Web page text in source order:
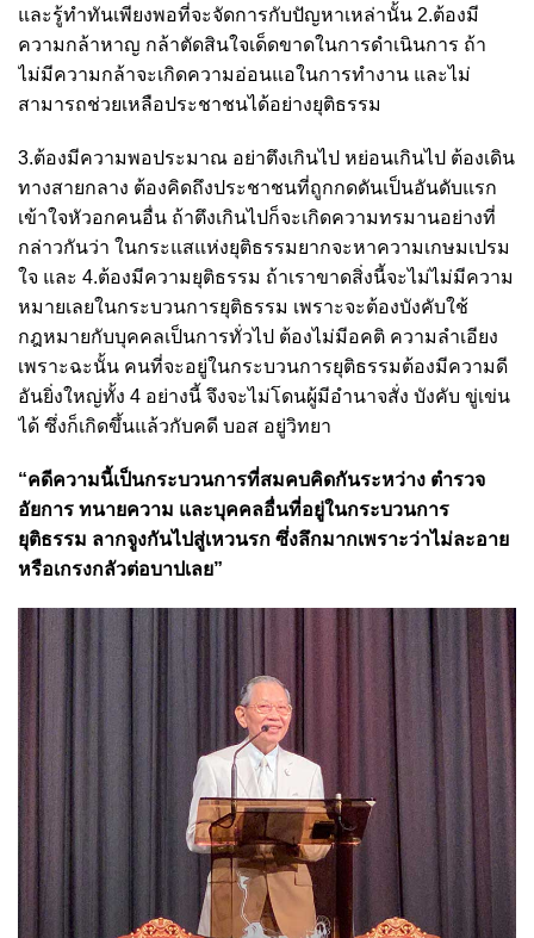
และรู้ทำทันเพียงพอที่จะจัดการกับปัญหาเหล่านั้น 2.ต้องมี
ความกล้าหาญ กล้าตัดสินใจเด็ดขาดในการดำเนินการ ถ้า
ไม่มีความกล้าจะเกิดความอ่อนแอในการทำงาน และไม่
สามารถช่วยเหลือประชาชนได้อย่างยุติธรรม
3.ต้องมีความพอประมาณ อย่าตึงเกินไป หย่อนเกินไป ต้องเดิน
ทางสายกลาง ต้องคิดถึงประชาชนที่ถูกกดดันเป็นอันดับแรก
เข้าใจหัวอกคนอื่น ถ้าตึงเกินไปก็จะเกิดความทรมานอย่างที่
กล่าวกันว่า ในกระแสแห่งยุติธรรมยากจะหาความเกษมเปรม
ใจ และ 4.ต้องมีความยุติธรรม ถ้าเราขาดสิ่งนี้จะไม่ไม่มีความ
หมายเลยในกระบวนการยุติธรรม เพราะจะต้องบังคับใช้
กฎหมายกับบุคคลเป็นการทั่วไป ต้องไม่มีอคติ ความลำเอียง
เพราะฉะนั้น คนที่จะอยู่ในกระบวนการยุติธรรมต้องมีความดี
อันยิ่งใหญ่ทั้ง 4 อย่างนี้ จึงจะไม่โดนผู้มีอำนาจสั่ง บังคับ ขู่เข่น
ได้ ซึ่งก็เกิดขึ้นแล้วกับคดี บอส อยู่วิทยา
“คดีความนี้เป็นกระบวนการที่สมคบคิดกันระหว่าง ตำรวจ
อัยการ ทนายความ และบุคคลอื่นที่อยู่ในกระบวนการ
ยุติธรรม ลากจูงกันไปสู่เหวนรก ซึ่งลึกมากเพราะว่าไม่ละอาย
หรือเกรงกลัวต่อบาปเลย”